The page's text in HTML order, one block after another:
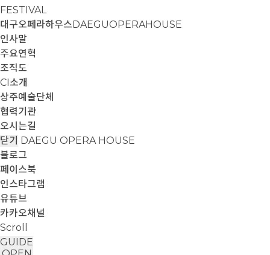
FESTIVAL
대구오페라하우스DAEGUOPERAHOUSE
인사말
주요연혁
조직도
CI소개
상주예술단체
협력기관
오시는길
닫기 DAEGU OPERA HOUSE
블로그
페이스북
인스타그램
유튜브
카카오채널
Scroll
GUIDE